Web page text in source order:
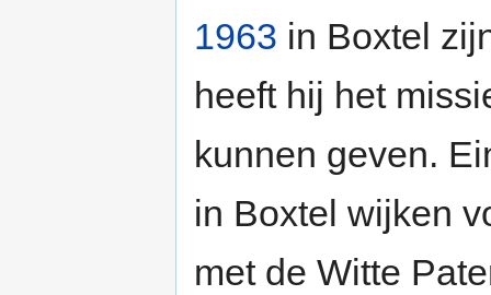
1963 in Boxtel
heeft hij het
kunnen geven.
in Boxtel wijken
met de Witte